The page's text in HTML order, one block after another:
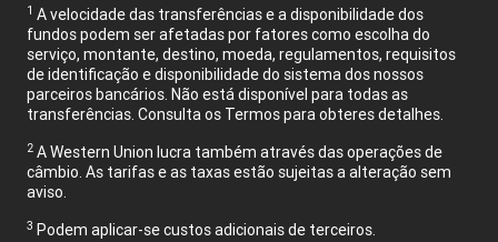
1 A velocidade das transferências e a disponibilidade dos
fundos podem ser afetadas por fatores como escolha do
serviço, montante, destino, moeda, regulamentos, requisitos
de identificação e disponibilidade do sistema dos nossos
parceiros bancários. Não está disponível para todas as
transferências. Consulta os Termos para obteres detalhes.
2 A Western Union lucra também através das operações de
câmbio. As tarifas e as taxas estão sujeitas a alteração sem
aviso.
3 Podem aplicar-se custos adicionais de terceiros.